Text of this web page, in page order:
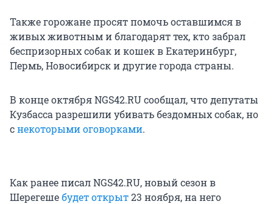
Также горожане просят помочь оставшимся в
живых животным и благодарят тех, кто забрал
беспризорных собак и кошек в Екатеринбург,
Пермь, Новосибирск и другие города страны.
В конце октября NGS42.RU сообщал, что депутаты
Кузбасса разрешили убивать бездомных собак, но
снекоторыми оговорками.
Как ранее писал NGS42.RU, новый сезон в
Шерегешебудет открыт23 ноября, на него